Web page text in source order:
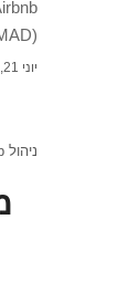
(MAD) עם המרה משוערת לשקלים. כמה לגבות ב-Airbnb במרוקו: טווחי מחירים 2026 […]
יוני 21, 2026
ניהול Airbnb